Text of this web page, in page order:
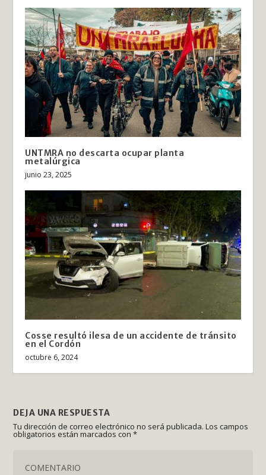
UNTMRA no descarta ocupar planta
metalúrgica
junio 23, 2025
Cosse resultó ilesa de un accidente de tránsito
en el Cordón
octubre 6, 2024
DEJA UNA RESPUESTA
Tu dirección de correo electrónico no será publicada. Los campos
obligatorios están marcados con*